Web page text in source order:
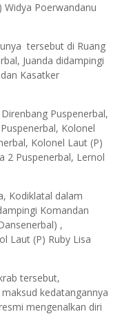
Widya Poerwandanu
tersebut di Ruang
Juanda didampingi
Kasatker
Puspenerbal,
Kolonel
Kolonel Laut (P)
2 Puspenerbal, Lernol
Kodiklatal dalam
Komandan
,
Laut (P) Ruby Lisa
tersebut,
kedatangannya
mengenalkan diri